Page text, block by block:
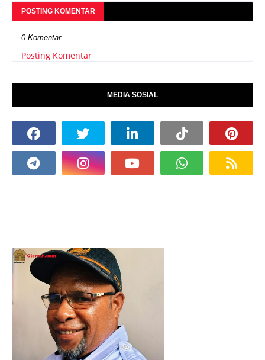
POSTING KOMENTAR
0 Komentar
Posting Komentar
MEDIA SOSIAL